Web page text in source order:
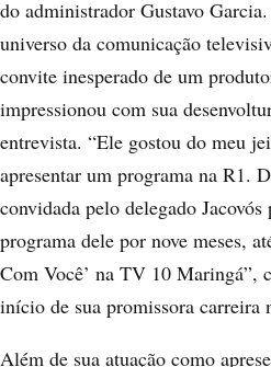
do administrador Gustavo
universo da comunicação
convite inesperado de um
impressionou com sua
entrevista. “Ele gostou do meu
apresentar um programa na R1.
convidada pelo delegado Jacovós
programa dele por nove meses,
Com Você’ na TV 10 Maringá”,
início de sua promissora carreira
Além de sua atuação como